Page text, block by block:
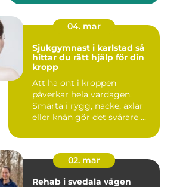
04. mar
Sjukgymnast i karlstad så
hittar du rätt hjälp för din
kropp
Att ha ont i kroppen
påverkar hela vardagen.
Smärta i rygg, nacke, axlar
eller knän gör det svårare ...
02. mar
Rehab i svedala vägen